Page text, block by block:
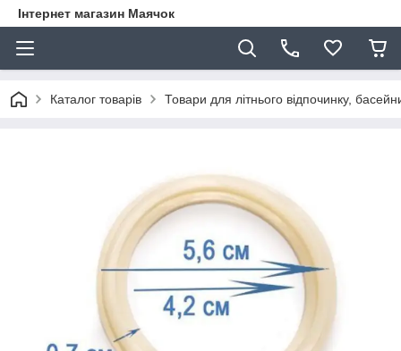
Інтернет магазин Маячок
Каталог товарів Товари для літнього відпочинку,